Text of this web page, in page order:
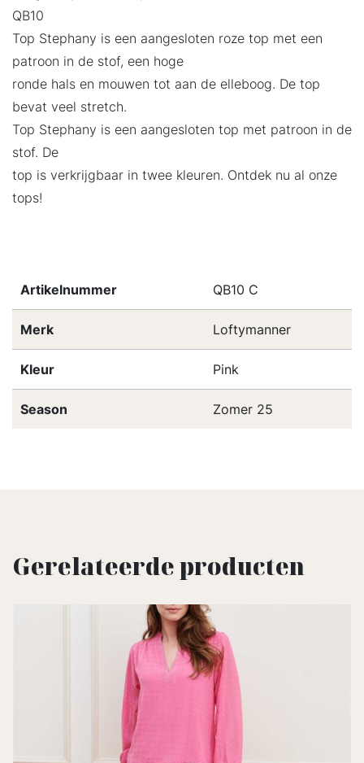
QB10
Top Stephany is een aangesloten roze top met een
patroon in de stof, een hoge
ronde hals en mouwen tot aan de elleboog. De top
bevat veel stretch.
Top Stephany is een aangesloten top met patroon in de
stof. De
top is verkrijgbaar in twee kleuren. Ontdek nu al onze
tops!
Artikelnummer QB10 C
Merk Loftymanner
Kleur Pink
Season Zomer 25
Gerelateerde producten